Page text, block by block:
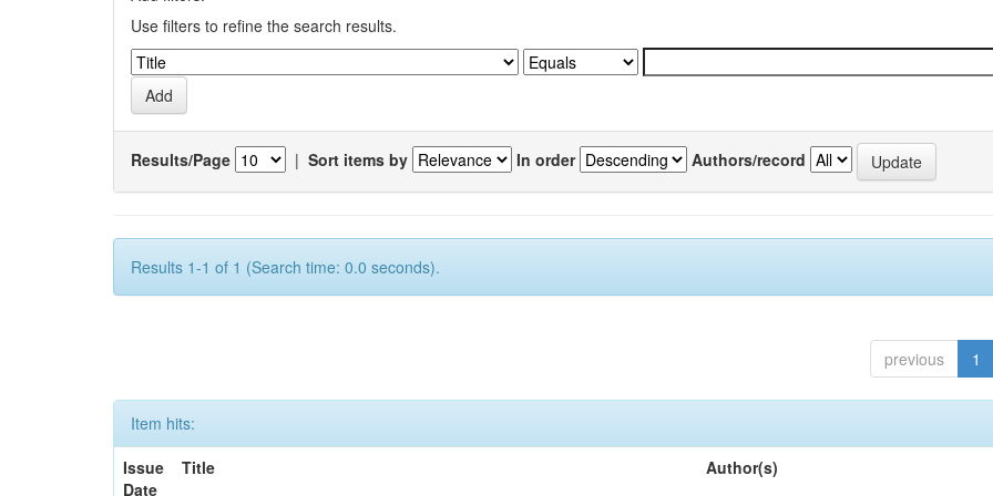
Use filters to refine the search results.
Results/Page | Sort items by In order Authors/record
Results 1-1 of 1 (Search time: 0.0 seconds).
previous 1
Item hits:
Issue
Date
Title Author(s)